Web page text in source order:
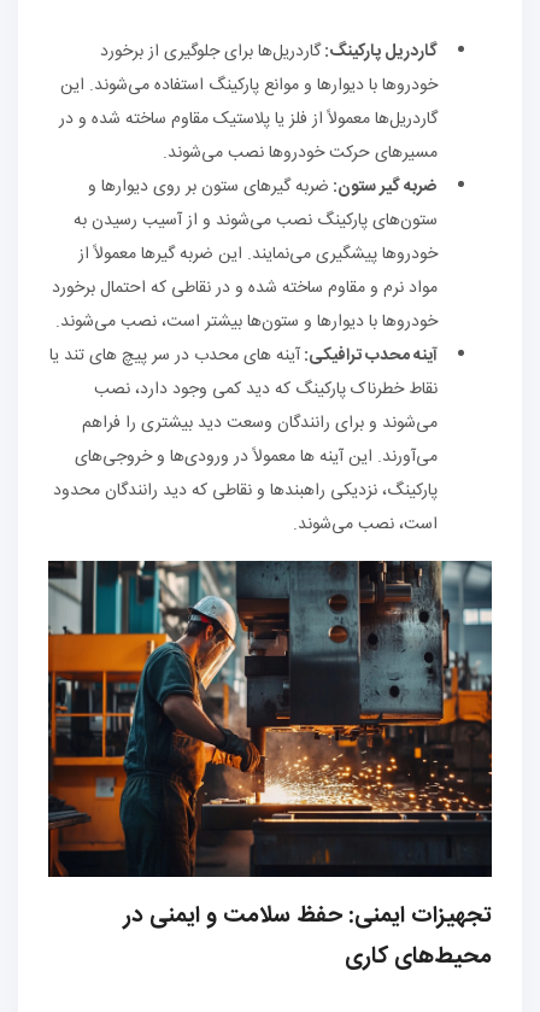
گاردریل‌ پارکینگ:گاردریل‌ها برای جلوگیری از برخورد
خودروها با دیوارها و موانع پارکینگ استفاده می‌شوند. این
گاردریل‌ها معمولاً از فلز یا پلاستیک مقاوم ساخته شده و در
مسیرهای حرکت خودروها نصب می‌شوند.
ضربه گیر ستون: ضربه گیرهای ستون بر روی دیوارها و
ستون‌های پارکینگ نصب می‌شوند و از آسیب رسیدن به
خودروها پیشگیری می‌نمایند. این ضربه گیرها معمولاً از
مواد نرم و مقاوم ساخته شده و در نقاطی که احتمال برخورد
خودروها با دیوارها و ستون‌ها بیشتر است، نصب می‌شوند.
آینه محدب ترافیکی:آینه های محدب در سر پیچ های تند یا
نقاط خطرناک پارکینگ که دید کمی وجود دارد، نصب
می‌شوند و برای رانندگان وسعت دید بیشتری را فراهم
می‌آورند. این آینه ها معمولاً در ورودی‌ها و خروجی‌های
پارکینگ، نزدیکی راهبندها و نقاطی که دید رانندگان محدود
است، نصب می‌شوند.
تجهیزات ایمنی: حفظ سلامت و ایمنی در
محیط‌های کاری